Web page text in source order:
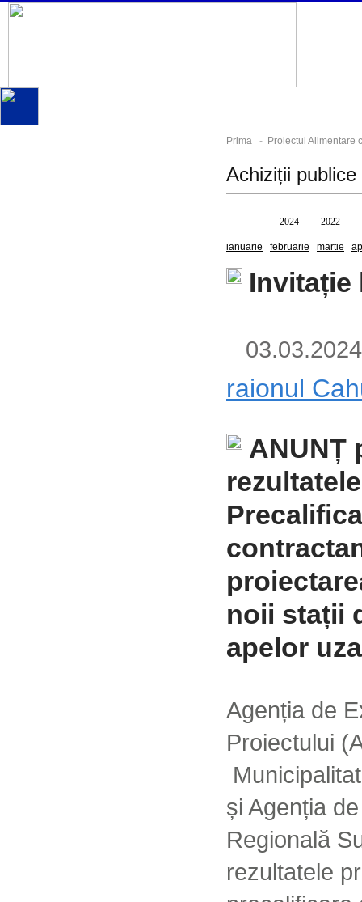
Prima - Proiectul Alimentare
Achiziții publice
2024 2022
ianuarie februarie martie
Invitație
raionul
ANUNȚ
noii stații
apelor
Agenția de
Proiectului
și Agenția
Regională
rezultatele